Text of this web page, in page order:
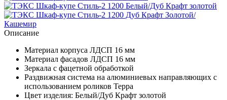
Описание
Материал корпуса ЛДСП 16 мм
Материал фасадов ЛДСП 16 мм
Зеркала с фацетной обработкой
Раздвижная система на алюминиевых направляющих с
использованием роликов Терра
Цвет изделия: Белый/Дуб Крафт золотой